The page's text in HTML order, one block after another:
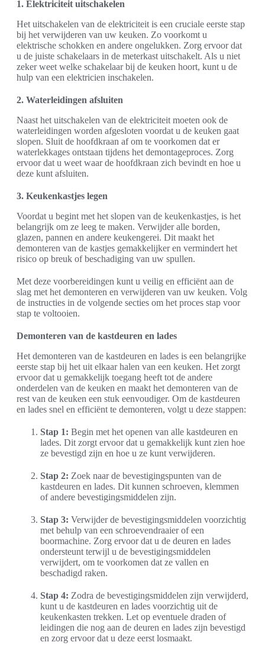
1. Elektriciteit uitschakelen
Het uitschakelen van de elektriciteit is een cruciale eerste stap
bij het verwijderen van uw keuken. Zo voorkomt u
elektrische schokken en andere ongelukken. Zorg ervoor dat
u de juiste schakelaars in de meterkast uitschakelt. Als u niet
zeker weet welke schakelaar bij de keuken hoort, kunt u de
hulp van een elektricien inschakelen.
2. Waterleidingen afsluiten
Naast het uitschakelen van de elektriciteit moeten ook de
waterleidingen worden afgesloten voordat u de keuken gaat
slopen. Sluit de hoofdkraan af om te voorkomen dat er
waterlekkages ontstaan tijdens het demontageproces. Zorg
ervoor dat u weet waar de hoofdkraan zich bevindt en hoe u
deze kunt afsluiten.
3. Keukenkastjes legen
Voordat u begint met het slopen van de keukenkastjes, is het
belangrijk om ze leeg te maken. Verwijder alle borden,
glazen, pannen en andere keukengerei. Dit maakt het
demonteren van de kastjes gemakkelijker en vermindert het
risico op breuk of beschadiging van uw spullen.
Met deze voorbereidingen kunt u veilig en efficiënt aan de
slag met het demonteren en verwijderen van uw keuken. Volg
de instructies in de volgende secties om het proces stap voor
stap te voltooien.
Demonteren van de kastdeuren en lades
Het demonteren van de kastdeuren en lades is een belangrijke
eerste stap bij het uit elkaar halen van een keuken. Het zorgt
ervoor dat u gemakkelijk toegang heeft tot de andere
onderdelen van de keuken en maakt het demonteren van de
rest van de keuken een stuk eenvoudiger. Om de kastdeuren
en lades snel en efficiënt te demonteren, volgt u deze stappen:
Stap 1: Begin met het openen van alle kastdeuren en
lades. Dit zorgt ervoor dat u gemakkelijk kunt zien hoe
ze bevestigd zijn en hoe u ze kunt verwijderen.
Stap 2: Zoek naar de bevestigingspunten van de
kastdeuren en lades. Dit kunnen schroeven, klemmen
of andere bevestigingsmiddelen zijn.
Stap 3: Verwijder de bevestigingsmiddelen voorzichtig
met behulp van een schroevendraaier of een
boormachine. Zorg ervoor dat u de deuren en lades
ondersteunt terwijl u de bevestigingsmiddelen
verwijdert, om te voorkomen dat ze vallen en
beschadigd raken.
Stap 4: Zodra de bevestigingsmiddelen zijn verwijderd,
kunt u de kastdeuren en lades voorzichtig uit de
keukenkasten trekken. Let op eventuele draden of
leidingen die nog aan de deuren en lades zijn bevestigd
en zorg ervoor dat u deze eerst losmaakt.